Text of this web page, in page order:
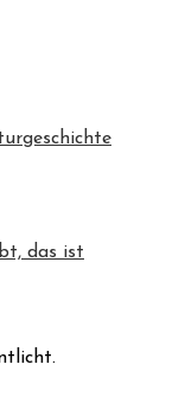
das ist